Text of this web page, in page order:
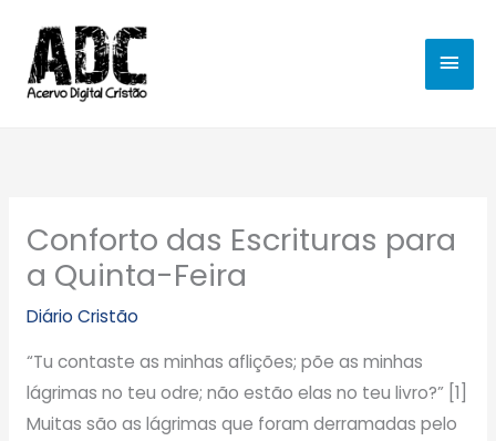
para
conteúdo
Conforto das Escrituras para
a Quinta-Feira
Diário Cristão
“Tu contaste as minhas aflições; põe as minhas
lágrimas no teu odre; não estão elas no teu livro?” [1]
Muitas são as lágrimas que foram derramadas pelo